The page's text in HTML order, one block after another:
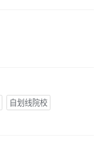
自划线院校